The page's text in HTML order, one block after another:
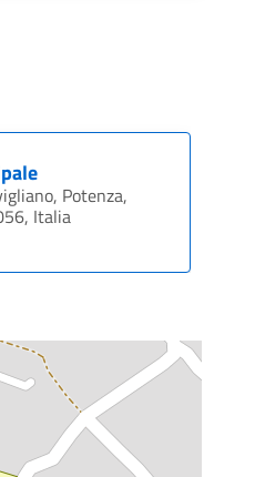
Potenza,
Italia